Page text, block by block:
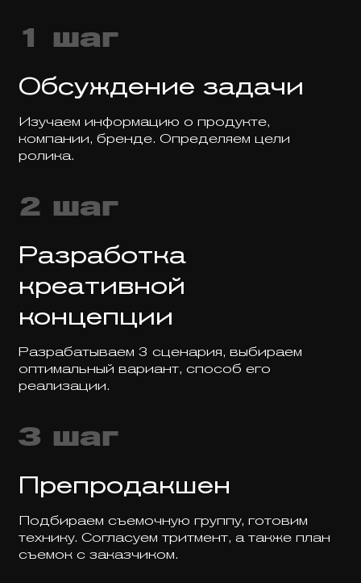
1 шаг
Обсуждение задачи
Изучаем информацию о продукте,
компании, бренде. Определяем цели
ролика.
2 шаг
Разработка
креативной
концепции
Разрабатываем 3 сценария, выбираем
оптимальный вариант, способ его
реализации.
3 шаг
Препродакшен
Подбираем съемочную группу, готовим
технику. Согласуем тритмент, а также план
съемок с заказчиком.